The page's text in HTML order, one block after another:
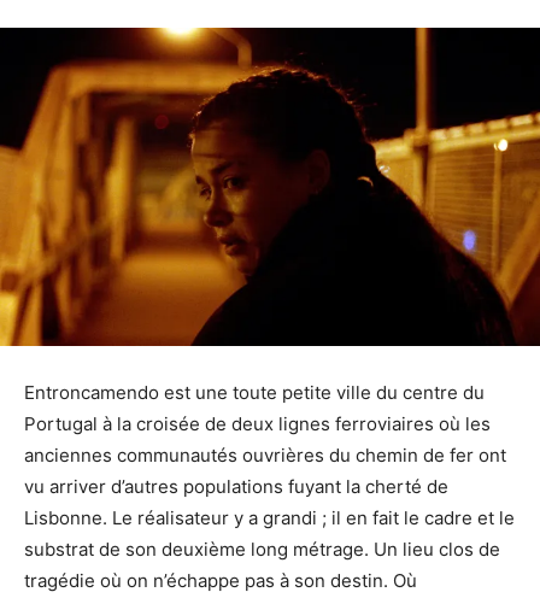
Entroncamendo est une toute petite ville du centre du
Portugal à la croisée de deux lignes ferroviaires où les
anciennes communautés ouvrières du chemin de fer ont
vu arriver d’autres populations fuyant la cherté de
Lisbonne. Le réalisateur y a grandi ; il en fait le cadre et le
substrat de son deuxième long métrage. Un lieu clos de
tragédie où on n’échappe pas à son destin. Où